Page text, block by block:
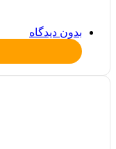
بدون دیدگاه